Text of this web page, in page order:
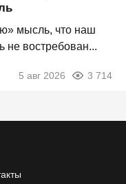
мысль, что наш
не востребован...
5 авг 2026 3 714